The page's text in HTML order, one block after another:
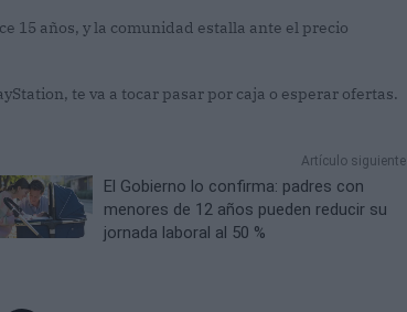
15 años, y la comunidad estalla ante el precio
te va a tocar pasar por caja o esperar ofertas.
Artículo siguiente
El Gobierno lo confirma: padres con
menores de 12 años pueden reducir su
jornada laboral al 50 %